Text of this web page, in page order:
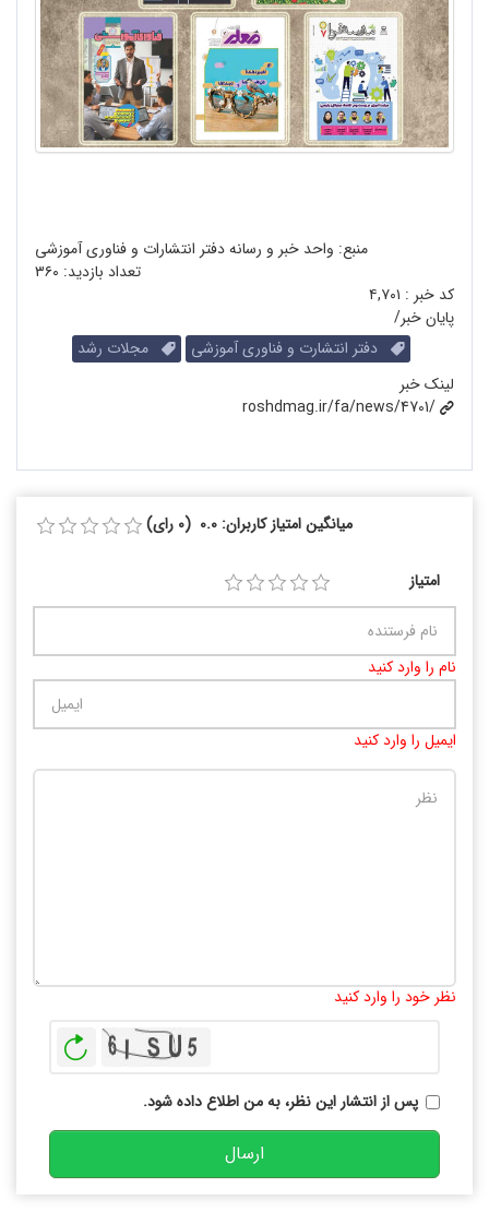
منبع: واحد خبر و رسانه دفتر انتشارات و فناوری آموزشی
تعداد بازدید: ۳۶۰
کد خبر : ۴,۷۰۱
پایان خبر/
دفتر انتشارت و فناوری آموزشی
مجلات رشد
لینک خبر
roshdmag.ir/fa/news/4701/
میانگین امتیاز کاربران: 0.0 (0 رای)
امتیاز
نام را وارد کنید
ایمیل را وارد کنید
نظر خود را وارد کنید
پس از انتشار این نظر، به من اطلاع داده شود.
ارسال